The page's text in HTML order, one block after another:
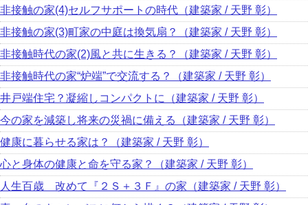
非接触の家(4)セルフサポートの時代（建築家 / 天野 彰）
非接触の家(3)町家の中庭は換気扇？（建築家 / 天野 彰）
非接触時代の家(2)風と共に生きる？（建築家 / 天野 彰）
非接触時代の家“炉端”で交流する？（建築家 / 天野 彰）
井戸端住宅？凝縮しコンパクトに（建築家 / 天野 彰）
今の家を減築し将来の災禍に備える（建築家 / 天野 彰）
健康に暮らせる家は？（建築家 / 天野 彰）
心と身体の健康と命を守る家？（建築家 / 天野 彰）
人生百歳 改めて『２Ｓ＋３Ｆ』の家（建築家 / 天野 彰）